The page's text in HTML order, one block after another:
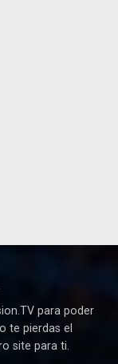
para poder
te pierdas el
site para ti.